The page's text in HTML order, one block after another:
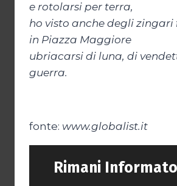
e rotolarsi per terra,
ho visto anche degli zingari
in Piazza Maggiore
ubriacarsi di luna, di
guerra.
fonte: www.globalist.it
Rimani Informato